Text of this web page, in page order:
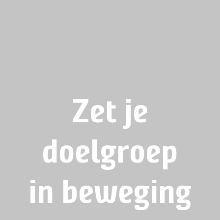
Zet je
doelgroep
in beweging